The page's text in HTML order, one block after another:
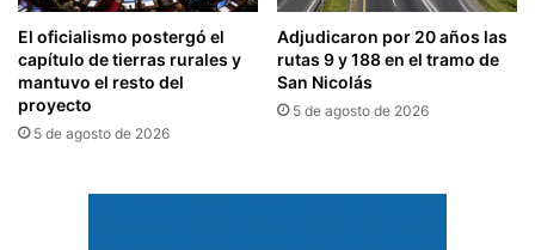
El oficialismo postergó el
capítulo de tierras rurales y
mantuvo el resto del
proyecto
5 de agosto de 2026
Adjudicaron por 20 años las
rutas 9 y 188 en el tramo de
San Nicolás
5 de agosto de 2026